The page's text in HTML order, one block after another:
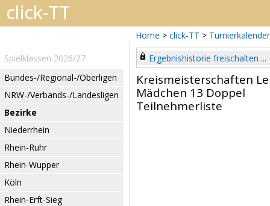
Home > click-TT > Turnierkalender
Spielklassen 2026/27
Bundes-/Regional-/Oberligen
NRW-/Verbands-/Landesligen
Bezirke
Niederrhein
Rhein-Ruhr
Rhein-Wupper
Köln
Rhein-Erft-Sieg
Ergebnishistorie freischalten ...
Kreismeisterschaften
Mädchen 13 Doppel
Teilnehmerliste